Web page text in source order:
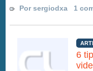
Por sergiodxa 1
6